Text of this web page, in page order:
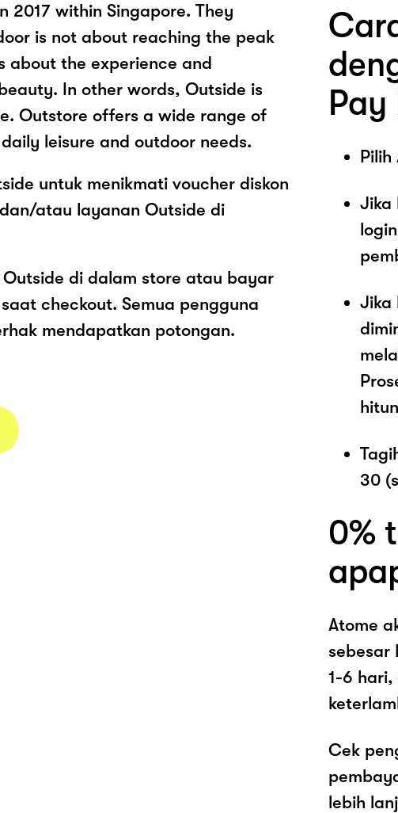
2017 within Singapore. They
is not about reaching the peak
about the experience and
In other words, Outside is
Outstore offers a wide range of
leisure and outdoor needs.
untuk menikmati voucher diskon
atau layanan Outside di
di dalam store atau bayar
checkout. Semua pengguna
mendapatkan potongan.
Pay
Pilih
Jika
Jika
30
0%
Atome
sebesar
1-6 hari,
Cek
lebih